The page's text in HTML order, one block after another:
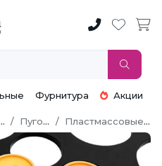
Фурнитура Акции
Пуговицы Пластмассовые пуговицы